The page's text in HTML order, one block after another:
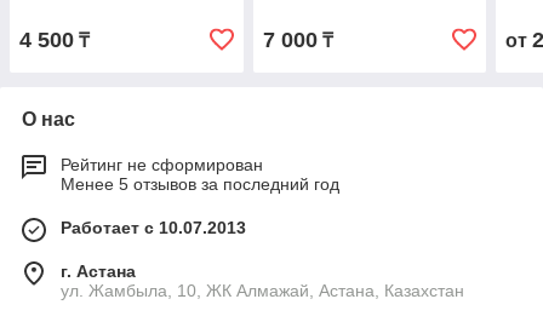
4 500 ₸ 7 000₸ от
О нас
Рейтинг не сформирован
Менее 5 отзывов за последний год
Работает с 10.07.2013
г. Астана
ул. Жамбыла, 10, ЖК Алмажай, Астана, Казахстан